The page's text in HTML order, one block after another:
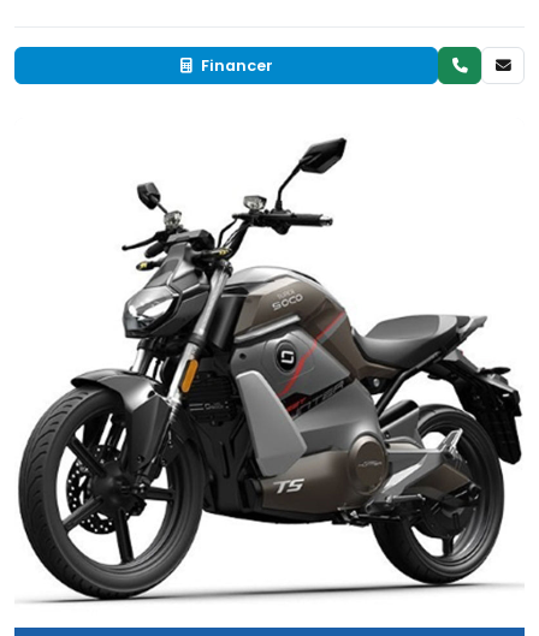
Financer